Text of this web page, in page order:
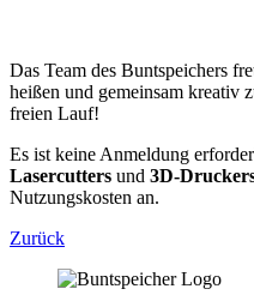
Das Team des Buntspeichers
heißen und gemeinsam kreativ
freien Lauf!
Es ist keine Anmeldung
Lasercutters und 3D-
Nutzungskosten an.
Zurück